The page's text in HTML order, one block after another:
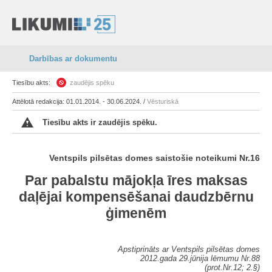
Darbības ar dokumentu
Tiesību akts: zaudējis spēku
Attēlotā redakcija: 01.01.2014. - 30.06.2024. / Vēsturiskā
Tiesību akts ir zaudējis spēku.
Ventspils pilsētas domes saistošie noteikumi Nr.16
Par pabalstu mājokļa īres maksas
daļējai kompensēšanai daudzbērnu
ģimenēm
Apstiprināts ar Ventspils pilsētas domes
2012.gada 29.jūnija lēmumu Nr.88
(prot.Nr.12; 2.§)